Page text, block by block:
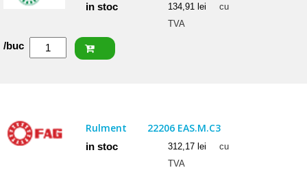
in stoc 134,91 lei
cu
TVA
Cantitate
/buc
Rulment 22206 EAS.M.C3
in stoc 312,17 lei
cu
TVA